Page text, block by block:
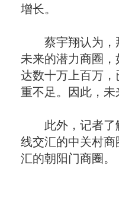
增长。
蔡宇翔认为，那
未来的潜力商圈
达数十万上百万
重不足。因此，未
此外，记者了
线交汇的中关村商
汇的朝阳门商圈。